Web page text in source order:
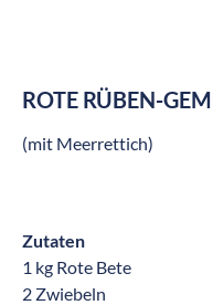
ROTE RÜBEN-
(mit Meerrettich)
Zutaten
1 kg Rote Bete
2 Zwiebeln